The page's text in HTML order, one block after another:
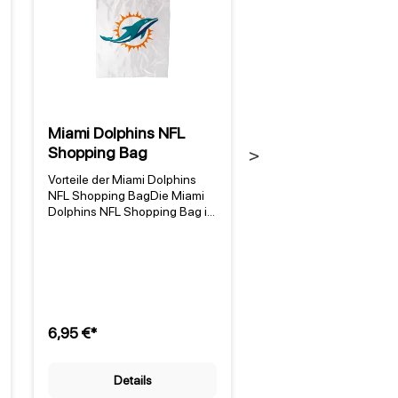
Miami Dolphins NFL
Shopping Bag
Vorteile der Miami Dolphins
NFL Shopping BagDie Miami
Dolphins NFL Shopping Bag ist
stilvolles Accessoire. Mit dem
Team-Logo im Siebdruck zeigt
den Miami Dolphins und
unterstützt gleichzeitig die
6,95 €*
Details
Next